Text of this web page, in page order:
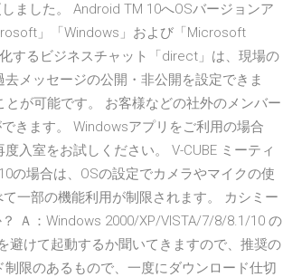
ました。 Android TM 10へOSバージョンア
」「Windows」および「Microsoft
するビジネスチャット「direct」は、現場の
メッセージの公開・非公開を設定できま
が可能です。 お客様などの社外のメンバー
きます。 Windowsアプリをご利用の場合
入室をお試しください。 V-CUBE ミーティ
の場合は、OSの設定でカメラやマイクの使
一部の機能利用が制限されます。 カシミー
Ａ：Windows 2000/XP/VISTA/7/8/8.1/10 の
避けて起動するか聞いてきますので、推奨の
限のあるもので、一度にダウンロード仕切